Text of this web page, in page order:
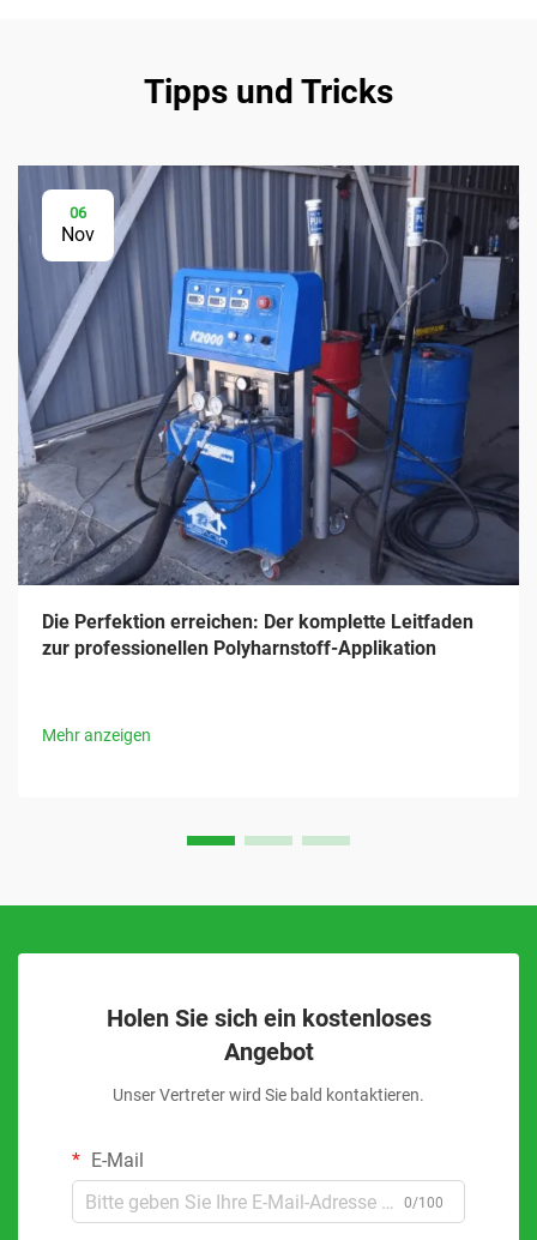
Tipps und Tricks
06
Nov
Die Perfektion erreichen: Der komplette Leitfaden
zur professionellen Polyharnstoff-Applikation
Mehr anzeigen
Holen Sie sich ein kostenloses
Angebot
Unser Vertreter wird Sie bald kontaktieren.
E-Mail
0/100